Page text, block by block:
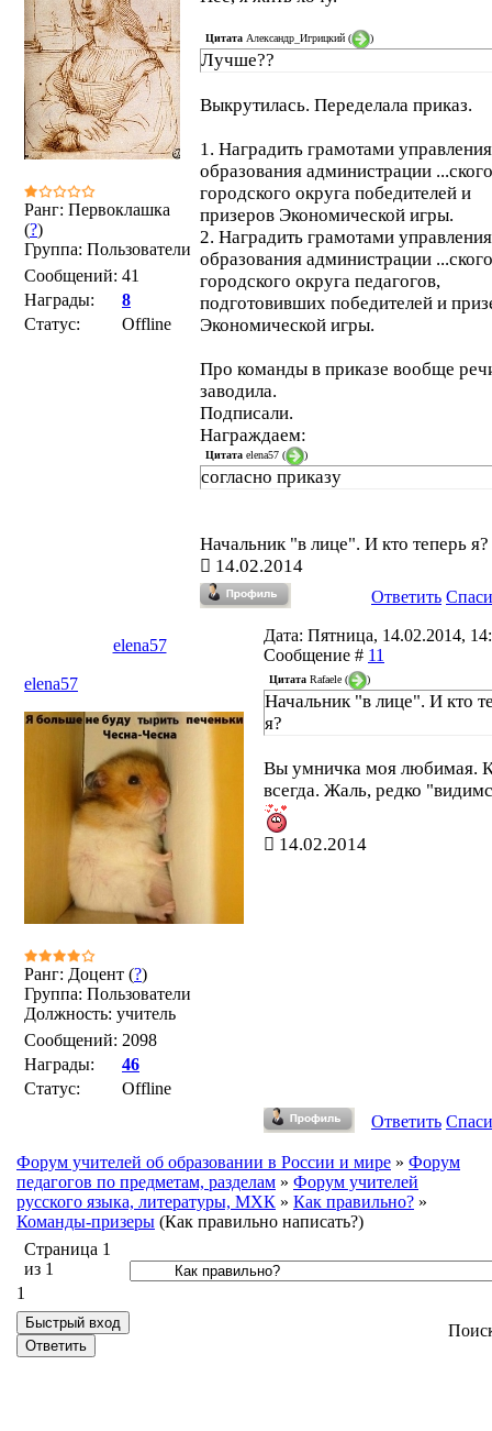
Ранг: Первоклашка
(?)
Группа: Пользователи
Сообщений: 41
Награды:
8
Статус:
Offline
Цитата Александр_Игрицкий ( )
Лучше??
Выкрутилась. Переделала приказ.
1. Наградить грамотами управления
образования администрации ...ского
городского округа победителей и
призеров Экономической игры.
2. Наградить грамотами управления
образования администрации ...ского
городского округа педагогов,
подготовивших победителей и
Экономической игры.
Про команды в приказе вообще
заводила.
Подписали.
Награждаем:
Цитата elena57 ( )
согласно приказу
Начальник "в лице". И кто теперь я?
14.02.2014
Ответить
elena57
Дата: Пятница, 14.02.2014,
Сообщение # 11
elena57
Ранг: Доцент (?)
Группа: Пользователи
Должность: учитель
Сообщений: 2098
Награды:
46
Статус:
Offline
Цитата Rafaele ( )
Начальник "в лице". И кто
я?
Вы умничка моя любимая.
всегда. Жаль, редко
14.02.2014
Ответить
Форум учителей об образовании в России и мире » Форум
педагогов по предметам, разделам » Форум учителей
русского языка, литературы, МХК » Как правильно? »
Команды-призеры (Как правильно написать?)
Страница 1
из 1
1